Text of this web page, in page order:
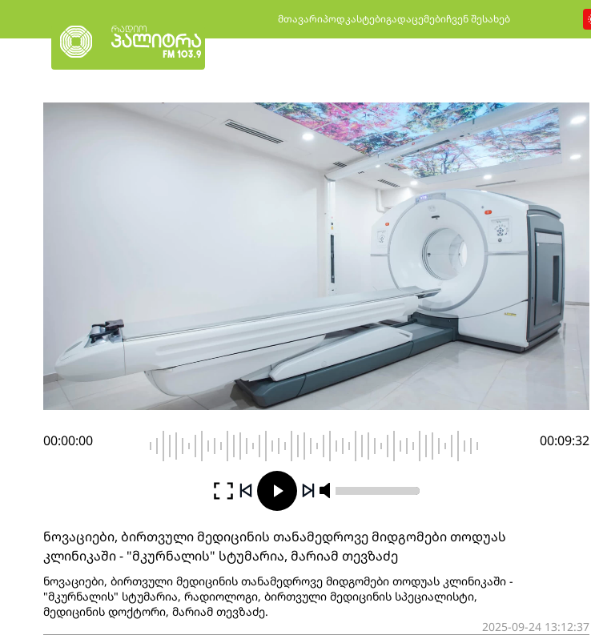
მთავარიპოდკასტებიგადაცემებიჩვენ შესახებ
00:00:00 00:09:32
ნოვაციები, ბირთვული მედიცინის თანამედროვე მიდგომები თოდუას
კლინიკაში - "მკურნალის" სტუმარია, მარიამ თევზაძე
ნოვაციები, ბირთვული მედიცინის თანამედროვე მიდგომები თოდუას კლინიკაში -
"მკურნალის" სტუმარია, რადიოლოგი, ბირთვული მედიცინის სპეციალისტი,
მედიცინის დოქტორი, მარიამ თევზაძე.
2025-09-24 13:12:37